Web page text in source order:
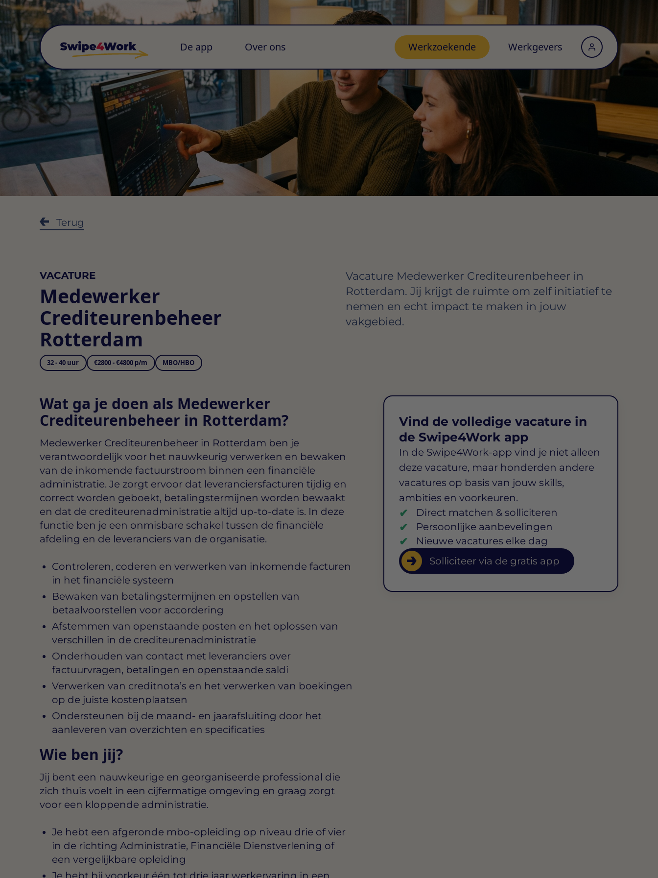
De app Over ons Werkzoekende Werkgevers
Terug
VACATURE
Medewerker
Crediteurenbeheer
Rotterdam
32 - 40 uur €2800 - €4800 p/m MBO/HBO
Vacature Medewerker Crediteurenbeheer in
Rotterdam. Jij krijgt de ruimte om zelf initiatief te
nemen en echt impact te maken in jouw
vakgebied.
Wat ga je doen als Medewerker
Crediteurenbeheer in Rotterdam?
Medewerker Crediteurenbeheer in Rotterdam ben je
verantwoordelijk voor het nauwkeurig verwerken en bewaken
van de inkomende factuurstroom binnen een financiële
administratie. Je zorgt ervoor dat leveranciersfacturen tijdig en
correct worden geboekt, betalingstermijnen worden bewaakt
en dat de crediteurenadministratie altijd up-to-date is. In deze
functie ben je een onmisbare schakel tussen de financiële
afdeling en de leveranciers van de organisatie.
Controleren, coderen en verwerken van inkomende facturen
in het financiële systeem
Bewaken van betalingstermijnen en opstellen van
betaalvoorstellen voor accordering
Afstemmen van openstaande posten en het oplossen van
verschillen in de crediteurenadministratie
Onderhouden van contact met leveranciers over
factuurvragen, betalingen en openstaande saldi
Verwerken van creditnota’s en het verwerken van boekingen
op de juiste kostenplaatsen
Ondersteunen bij de maand- en jaarafsluiting door het
aanleveren van overzichten en specificaties
Wie ben jij?
Jij bent een nauwkeurige en georganiseerde professional die
zich thuis voelt in een cijfermatige omgeving en graag zorgt
voor een kloppende administratie.
Je hebt een afgeronde mbo-opleiding op niveau drie of vier
in de richting Administratie, Financiële Dienstverlening of
een vergelijkbare opleiding
Je hebt bij voorkeur één tot drie jaar werkervaring in een
Vind de volledige vacature in
de Swipe4Work app
In de Swipe4Work-app vind je niet alleen
deze vacature, maar honderden andere
vacatures op basis van jouw skills,
ambities en voorkeuren.
Direct matchen & solliciteren
Persoonlijke aanbevelingen
Nieuwe vacatures elke dag
Solliciteer via de gratis app